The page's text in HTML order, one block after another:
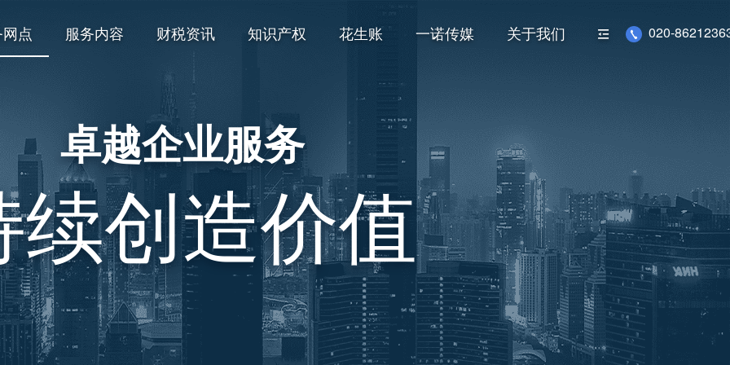
点 服务内容 财税资讯 知识产权 花生账 一诺传媒 关于我们 020-
卓越企业服务
续创造价值